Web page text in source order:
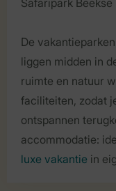
Safaripark Beekse
De
liggen midden in
ruimte en natuur
faciliteiten, zodat
ontspannen
accommodatie:
luxe vakantie in